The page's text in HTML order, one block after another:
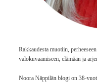
Rakkaudesta muotiin,
valokuvaamiseen, elämään ja
Noora Näppilän blogi on 38-